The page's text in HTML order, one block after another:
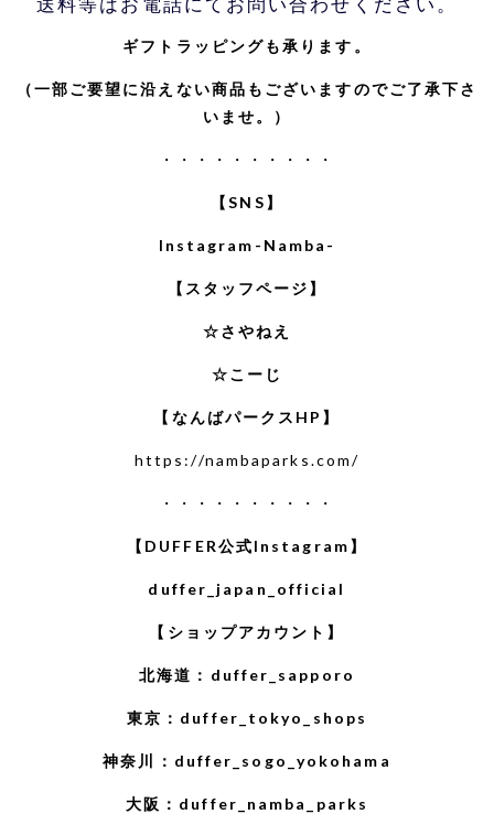
ギフトラッピングも承ります。
（一部ご要望に沿えない商品もございますのでご了承下さ
いませ。）
・・・・・・・・・・
【SNS】
Instagram-Namba-
【スタッフページ】
☆さやねえ
☆こーじ
【なんばパークスHP】
https://nambaparks.com/
・・・・・・・・・・
【DUFFER公式Instagram】
duffer_japan_official
【ショップアカウント】
北海道： duffer_sapporo
東京： duffer_tokyo_shops
神奈川： duffer_sogo_yokohama
大阪： duffer_namba_parks